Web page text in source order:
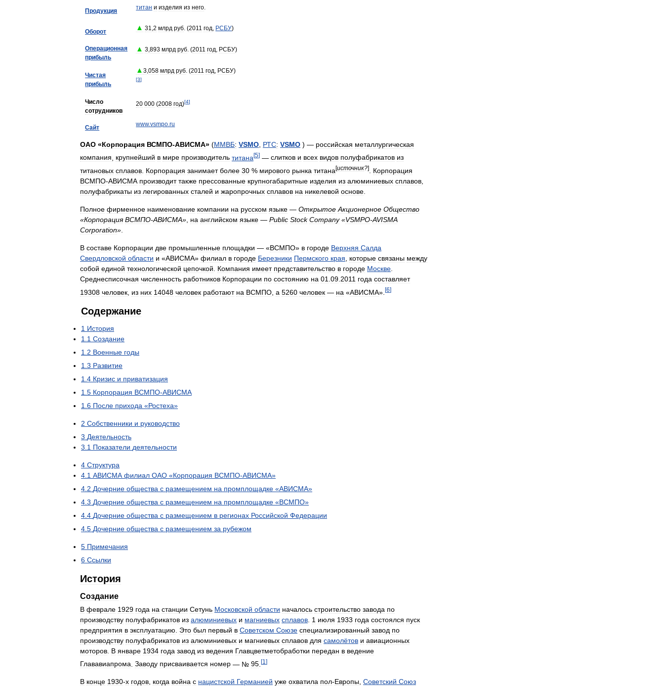
Продукция титан и изделия из него
Оборот ▲ 31 ,2 млрд руб . (2011 год РСБУ)
Операционная
прибыль
▲ 3 ,893 млрд руб . (2011 год РСБУ)
Чистая
прибыль
▲3 ,058 млрд руб . (2011 год РСБУ)
[3]
Число
сотрудников
20 000 (2008 год)[4]
Сайт www.vsmpo .ru
ОАО «Корпорация ВСМПО-АВИСМА» (ММВБ: VSMO РТС: VSMO ) — российская металлургическая
компания
крупнейший в мире производитель титана[5] — слитков и всех видов полуфабрикатов из
титановых сплавов Корпорация занимает более 30 % мирового рынка титана[источник?]
Корпорация
ВСМПО-АВИСМА производит также прессованные крупногабаритные изделия из алюминиевых сплавов
полуфабрикаты из легированных сталей и жаропрочных сплавов на никелевой основе
Полное фирменное наименование компании на русском языке — Открытое Акционерное Общество
«Корпорация ВСМПО-АВИСМА» на английском языке — Public Stock Company«VSMPO-AVISMA
Corporation»
В составе Корпорации две промышленные площадки — «ВСМПО» в городе Верхняя Салда
Свердловской области и «АВИСМА» филиал в городе Березники Пермского края которые связаны между
собой единой технологической цепочкой Компания имеет представительство в городе Москве
Среднесписочная численность работников Корпорации по состоянию на 01 09 2011 года составляет
19308 человек из них 14048 человек работают на ВСМПО а 5260 человек — на «АВИСМА». [6]
Содержание
1 История
1 1 Создание
1 2 Военные годы
1 3 Развитие
1 4 Кризис и приватизация
1 5 Корпорация ВСМПО-АВИСМА
1 6 После прихода «Ростеха»
2 Собственники и руководство
3 Деятельность
3 1 Показатели деятельности
4 Структура
4 1 АВИСМА филиал ОАО «Корпорация ВСМПО-АВИСМА»
4 2 Дочерние общества с размещением на промплощадке «АВИСМА»
4 3 Дочерние общества с размещением на промплощадке «ВСМПО»
4 4 Дочерние общества с размещением в регионах Российской Федерации
4 5 Дочерние общества с размещением за рубежом
5 Примечания
6 Ссылки
История
Создание
В феврале 1929 года на станции Сетунь Московской области началось строительство завода по
производству полуфабрикатов из алюминиевых и магниевых сплавов 1 июля 1933 года состоялся пуск
предприятия в эксплуатацию Это был первый в Советском Союзе специализированный завод по
производству полуфабрикатов из алюминиевых и магниевых сплавов для самолётов и авиационных
моторов В январе 1934 года завод из ведения Главцветметобработки передан в ведение
Глававиапрома Заводу присваивается номер — № 95 [1 ]
В конце 1930-х годов, когда война с нацистской Германией уже охватила пол-Европы, Советский Союз